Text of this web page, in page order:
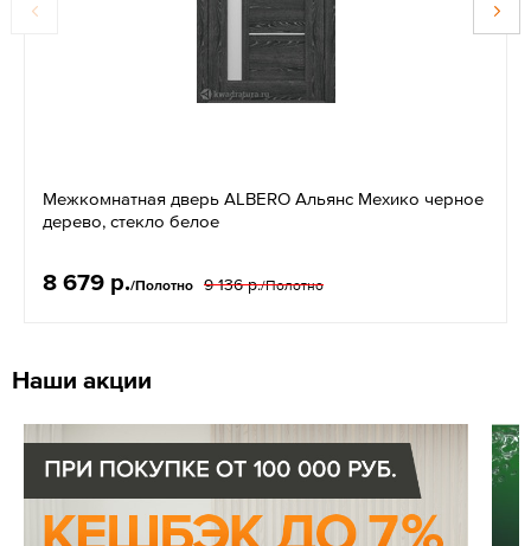
Межкомнатная дверь ALBERO Альянс Мехико черное
дерево, стекло белое
8 679 р./Полотно 9 136 р./Полотно
Наши акции